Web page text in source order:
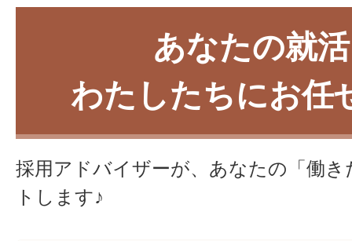
あなたの就活
わたしたちにお任
採用アドバイザーが、あなたの「働
トします♪